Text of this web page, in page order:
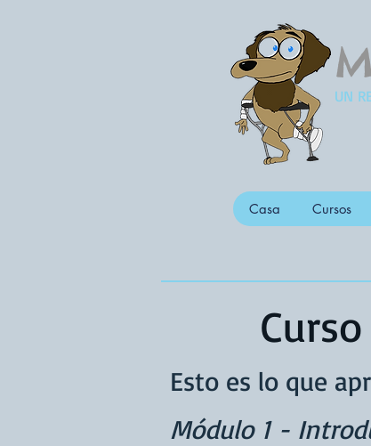
UN
Casa Cursos
Esto es lo que
Módulo 1 -